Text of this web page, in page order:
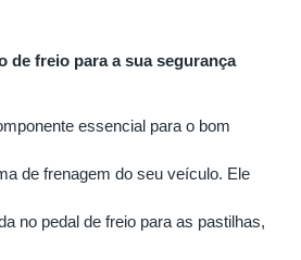
de freio para a sua segurança
essencial para o bom
de frenagem do seu veículo. Ele
no pedal de freio para as pastilhas,